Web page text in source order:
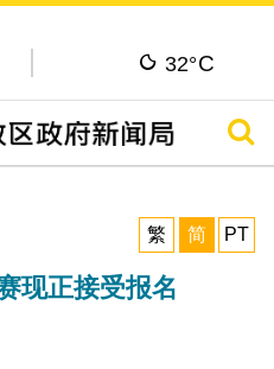
32°C
搜寻
繁
简 PT
现正接受报名